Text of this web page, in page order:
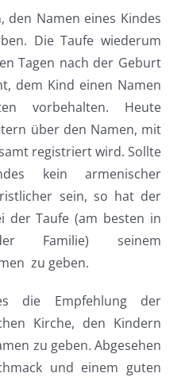
den Namen eines Kindes
Die Taufe wiederum
Tagen nach der Geburt
dem Kind einen Namen
vorbehalten. Heute
über den Namen, mit
registriert wird. Sollte
kein armenischer
sein, so hat der
der Taufe (am besten in
Familie) seinem
zu geben.
die Empfehlung der
Kirche, den Kindern
zu geben. Abgesehen
und einem guten